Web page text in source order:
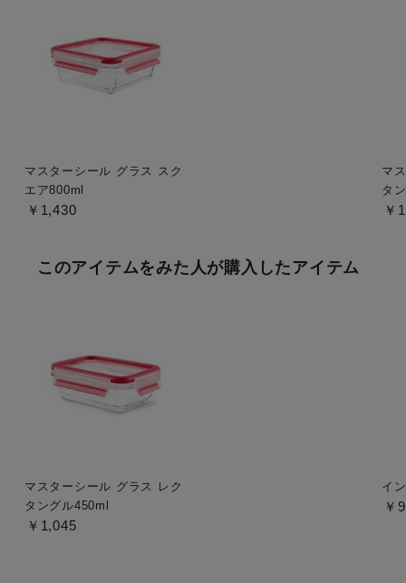
マスターシール グラス スク
エア800ml
￥1,430
マ
タ
￥
このアイテムをみた人が購入したアイテム
マスターシール グラス レク
タングル450ml
￥1,045
イ
￥